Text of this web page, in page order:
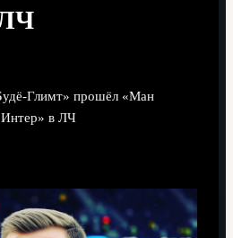
Глимт» прошёл «Ман
в ЛЧ